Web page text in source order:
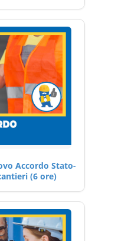
Accordo Stato-
(6 ore)